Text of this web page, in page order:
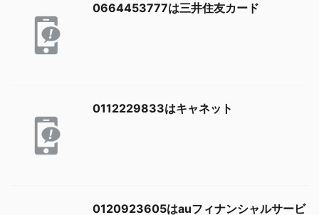
0664453777は三井住友カード
0112229833はキャネット
0120923605はauフィナンシャルサービ